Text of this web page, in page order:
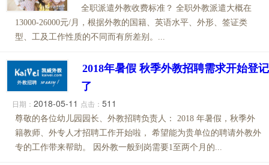
全职派遣外教收费标准？ 全职外教派遣大概在
13000-26000元/月，根据外教的国籍、英语水平、外形、签证类
型、工及工作性质的不同而有所差别。...
2018年暑假 秋季外教招聘需求开始登记
了
日期： 2018-05-11 点击： 511
尊敬的各位幼儿园园长、外教招聘负责人： 2018 年暑假，秋季外
籍教师、外专人才招聘工作开始啦， 希望能为贵单位的聘请外教外
专的工作带来帮助。 因外教一般到岗需要1至两个月的...